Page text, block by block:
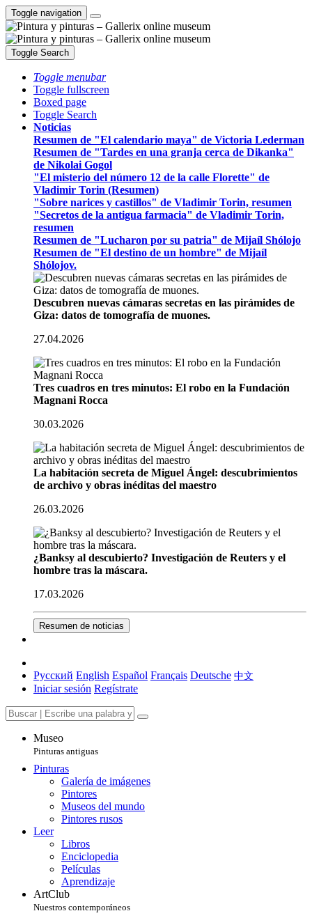
Toggle navigation
Toggle Search
Toggle menubar
Toggle fullscreen
Boxed page
Toggle Search
Noticias
Resumen de "El calendario maya" de Victoria Lederman
Resumen de "Tardes en una granja cerca de Dikanka"
de Nikolai Gogol
"El misterio del número 12 de la calle Florette" de
Vladimir Torin (Resumen)
"Sobre narices y castillos" de Vladimir Torin, resumen
"Secretos de la antigua farmacia" de Vladimir Torin,
resumen
Resumen de "Lucharon por su patria" de Mijaíl Shólojo
Resumen de "El destino de un hombre" de Mijaíl
Shólojov.
Descubren nuevas cámaras secretas en las pirámides de
Giza: datos de tomografía de muones.
27.04.2026
Tres cuadros en tres minutos: El robo en la Fundación
Magnani Rocca
30.03.2026
La habitación secreta de Miguel Ángel: descubrimientos
de archivo y obras inéditas del maestro
26.03.2026
¿Banksy al descubierto? Investigación de Reuters y el
hombre tras la máscara.
17.03.2026
Resumen de noticias
Русский English Español Français Deutsche 中文
Iniciar sesión Regístrate
Museo
Pinturas antiguas
Pinturas
Galería de imágenes
Pintores
Museos del mundo
Pintores rusos
Leer
Libros
Enciclopedia
Películas
Aprendizaje
ArtClub
Nuestros contemporáneos